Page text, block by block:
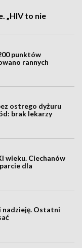
„HIV to nie
punktów
rannych
ostrego dyżuru
brak lekarzy
wieku. Ciechanów
dla
nadzieję. Ostatni